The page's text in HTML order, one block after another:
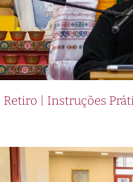
Retiro | Instruções